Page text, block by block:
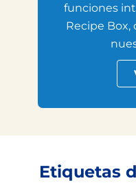
funciones
Recipe Box,
Etiquetas